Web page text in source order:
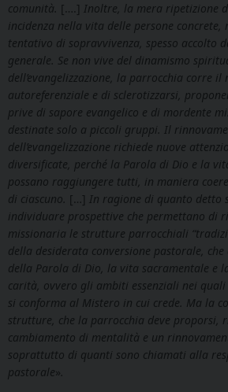
comunità. [….] Inoltre, la mera ripetizione
incidenza nella vita delle persone concrete,
tentativo di sopravvivenza, spesso accolto
generale. Se non vive del dinamismo
dell’evangelizzazione, la parrocchia corre
autoreferenziale e di sclerotizzarsi,
prive di sapore evangelico e di mordente
destinate solo a piccoli gruppi. Il
dell’evangelizzazione richiede nuove
diversificate, perché la Parola di Dio e la
possano raggiungere tutti, in maniera
di ciascuno. […] In ragione di quanto detto
individuare prospettive che permettano di
missionaria le strutture parrocchiali
della desiderata conversione pastorale, che
della Parola di Dio, la vita sacramentale e
carità, ovvero gli ambiti essenziali nei quali
si conforma al Mistero in cui crede. Ma la
strutture, che la parrocchia deve proporsi,
cambiamento di mentalità e un
soprattutto di quanti sono chiamati alla
pastorale»